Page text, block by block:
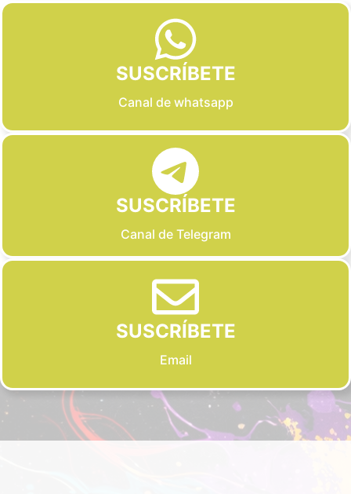
SUSCRÍBETE
Canal de whatsapp
SUSCRÍBETE
Canal de Telegram
SUSCRÍBETE
Email